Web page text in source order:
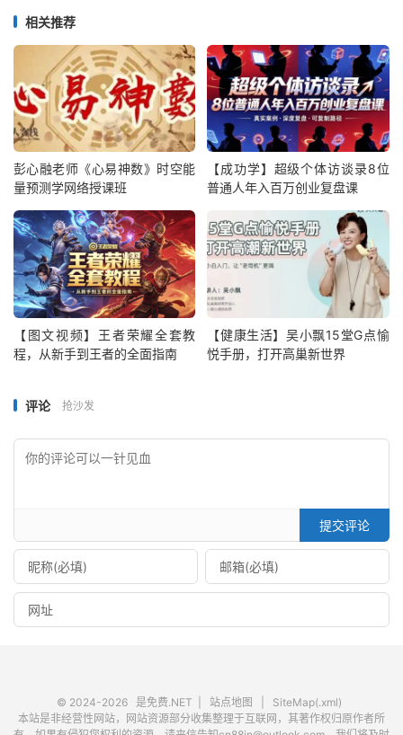
相关推荐
彭心融老师《心易神数》时空能
量预测学网络授课班
【成功学】超级个体访谈录8位
普通人年入百万创业复盘课
【图文视频】王者荣耀全套教
程，从新手到王者的全面指南
【健康生活】吴小飘15堂G点愉
悦手册，打开高巢新世界
评论 抢沙发
提交评论
© 2024-2026 是免费.NET 站点地图
SiteMap(.xml)
本站是非经营性网站，网站资源部分收集整理于互联网，其著作权归原作者所